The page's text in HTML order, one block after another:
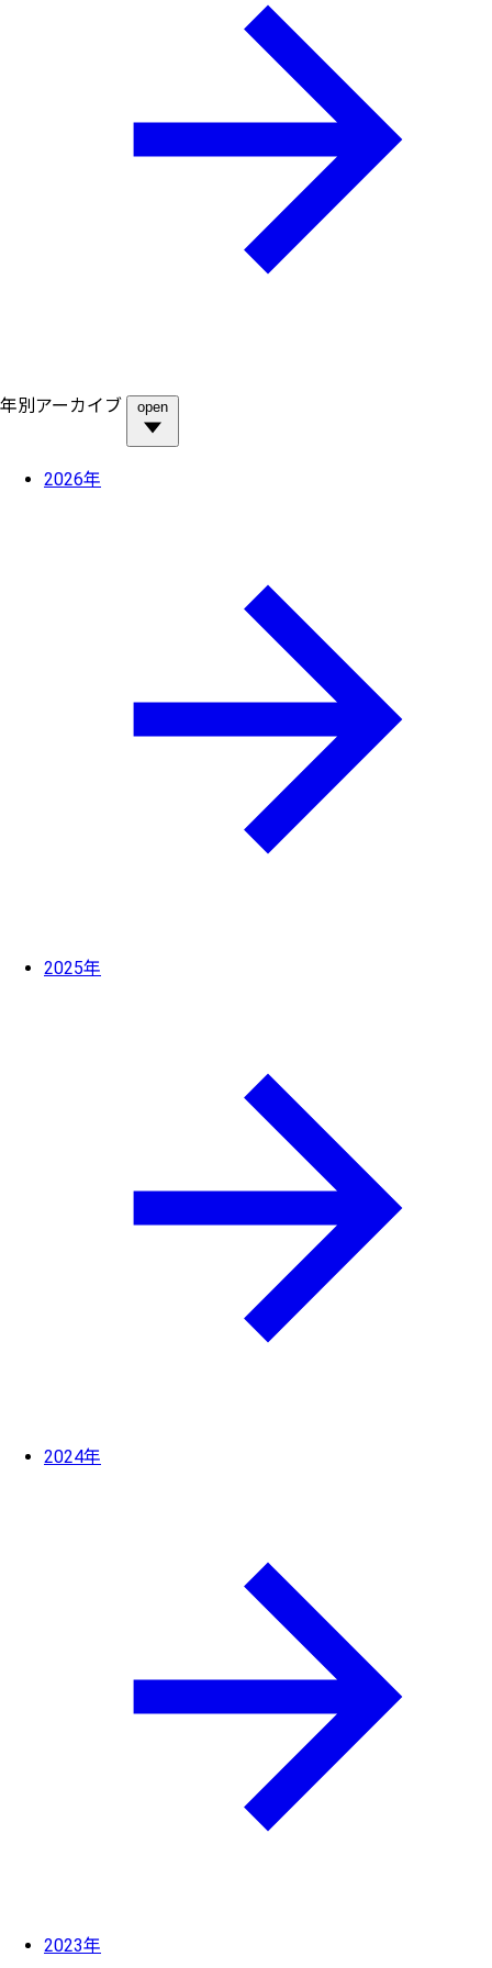
年別アーカイブ open
2026年
2025年
2024年
2023年